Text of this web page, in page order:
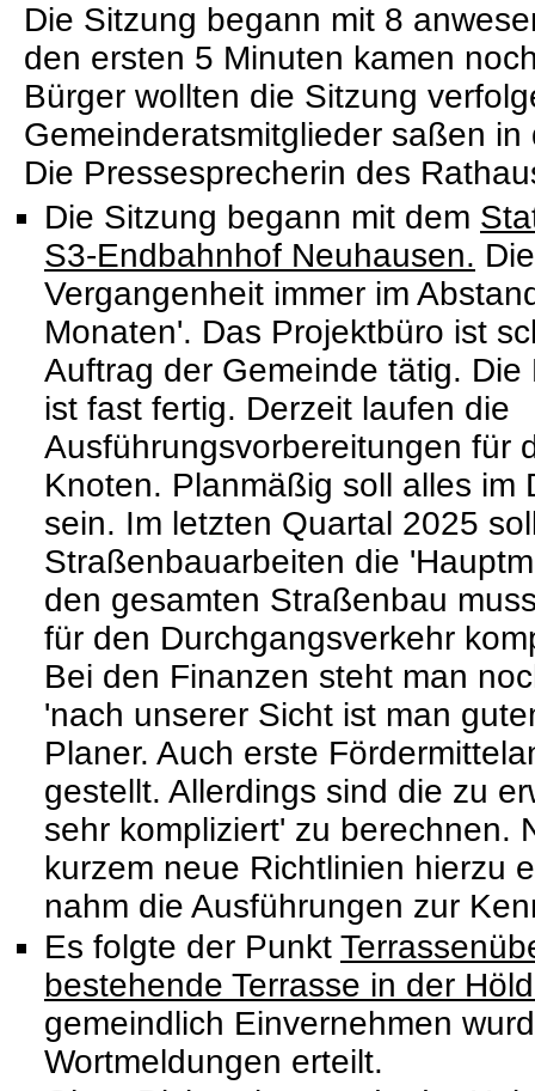
Die Sitzung begann mit 8
den ersten 5 Minuten kamen
Bürger wollten die Sitzung
Gemeinderatsmitglieder saßen
Die Pressesprecherin des
Die Sitzung begann mit dem
S3-Endbahnhof Neuhausen.
Vergangenheit immer im
Monaten'. Das Projektbüro ist
Auftrag der Gemeinde tätig.
ist fast fertig. Derzeit laufen die
Ausführungsvorbereitungen für
Knoten. Planmäßig soll alles im
sein. Im letzten Quartal 2025
Straßenbauarbeiten die
den gesamten Straßenbau
für den Durchgangsverkehr
Bei den Finanzen steht man
'nach unserer Sicht ist man
Planer. Auch erste
gestellt. Allerdings sind die zu
sehr kompliziert' zu berechnen.
kurzem neue Richtlinien hierzu
nahm die Ausführungen zur
Es folgte der Punkt
bestehende Terrasse in der
gemeindlich Einvernehmen
Wortmeldungen erteilt.